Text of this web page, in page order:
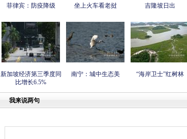
菲律宾：防疫降级 坐上火车看老挝 吉隆坡日出
新加坡经济第三季度同
比增长6.5%
南宁：城中生态美 “海岸卫士”红树林
我来说两句